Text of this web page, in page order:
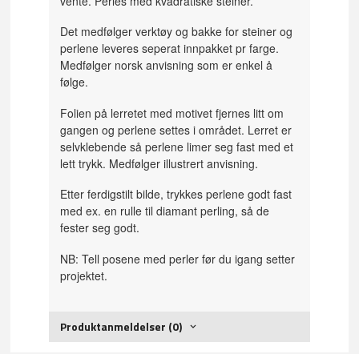
Det medfølger verktøy og bakke for steiner og
perlene leveres seperat innpakket pr farge.
Medfølger norsk anvisning som er enkel å
følge.
Folien på lerretet med motivet fjernes litt om
gangen og perlene settes i området. Lerret er
selvklebende så perlene limer seg fast med et
lett trykk. Medfølger illustrert anvisning.
Etter ferdigstilt bilde, trykkes perlene godt fast
med ex. en rulle til diamant perling, så de
fester seg godt.
NB: Tell posene med perler før du igang setter
projektet.
Produktanmeldelser (0)